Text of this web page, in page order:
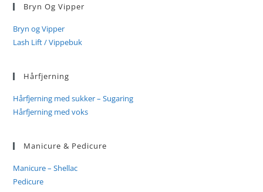
Bryn Og Vipper
Bryn og Vipper
Lash Lift / Vippebuk
Hårfjerning
Hårfjerning med sukker – Sugaring
Hårfjerning med voks
Manicure & Pedicure
Manicure – Shellac
Pedicure